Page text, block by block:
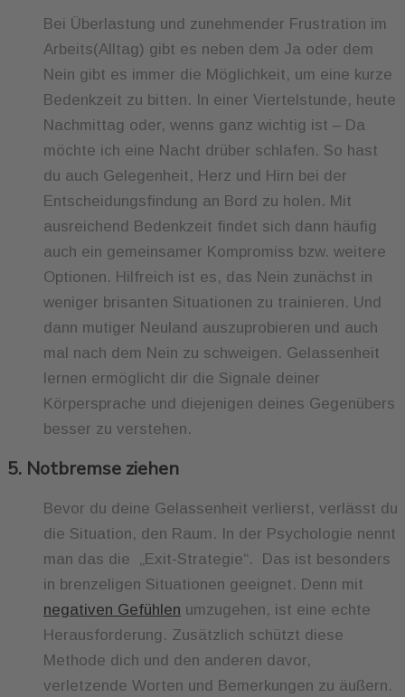
Bei Überlastung und zunehmender Frustration im
Arbeits(Alltag) gibt es neben dem Ja oder dem
Nein gibt es immer die Möglichkeit, um eine kurze
Bedenkzeit zu bitten. In einer Viertelstunde, heute
Nachmittag oder, wenns ganz wichtig ist – Da
möchte ich eine Nacht drüber schlafen. So hast
du auch Gelegenheit, Herz und Hirn bei der
Entscheidungsfindung an Bord zu holen. Mit
ausreichend Bedenkzeit findet sich dann häufig
auch ein gemeinsamer Kompromiss bzw. weitere
Optionen. Hilfreich ist es, das Nein zunächst in
weniger brisanten Situationen zu trainieren. Und
dann mutiger Neuland auszuprobieren und auch
mal nach dem Nein zu schweigen. Gelassenheit
lernen ermöglicht dir die Signale deiner
Körpersprache und diejenigen deines Gegenübers
besser zu verstehen.
5. Notbremse ziehen
Bevor du deine Gelassenheit verlierst, verlässt du
die Situation, den Raum. In der Psychologie nennt
man das die „Exit-Strategie“. Das ist besonders
in brenzeligen Situationen geeignet. Denn mit
negativen Gefühlen umzugehen, ist eine echte
Herausforderung. Zusätzlich schützt diese
Methode dich und den anderen davor,
verletzende Worten und Bemerkungen zu äußern.